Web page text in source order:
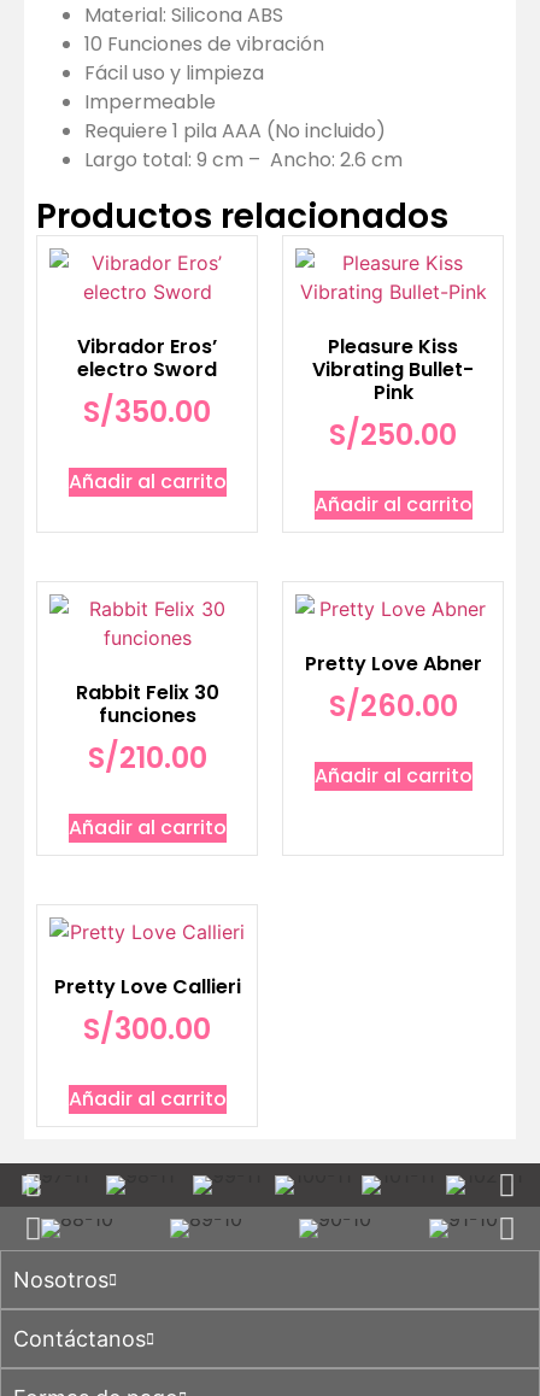
Material: Silicona ABS
10 Funciones de vibración
Fácil uso y limpieza
Impermeable
Requiere 1 pila AAA (No incluido)
Largo total: 9 cm – Ancho: 2.6 cm
Productos relacionados
Vibrador Eros’
electro Sword
S/350.00
Añadir al carrito
Pleasure Kiss
Vibrating Bullet-
Pink
S/250.00
Añadir al carrito
Rabbit Felix 30
funciones
S/210.00
Añadir al carrito
Pretty Love Abner
S/260.00
Añadir al carrito
Pretty Love Callieri
S/300.00
Añadir al carrito
Nosotros
Contáctanos